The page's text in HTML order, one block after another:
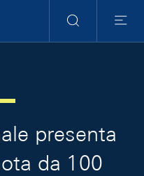
Ricerca
Menu
presenta
da 100